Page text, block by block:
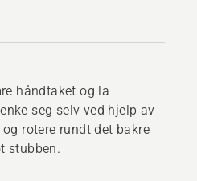
håndtaket og la
seg selv ved hjelp av
rotere rundt det bakre
stubben.